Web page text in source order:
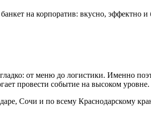
на корпоратив: вкусно, эффектно и
от меню до логистики. Именно
провести событие на высоком уровне.
Сочи и по всему Краснодарскому